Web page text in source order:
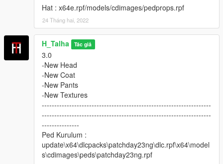
Hat : x64e.rpf/models/cdimages/pedprops.rpf
24 Tháng hai, 2022
H_Talha Tác giả
3.0
-New Head
-New Coat
-New Pants
-New Textures
--------------------------------------------------------------------
--------------------------------------------------------------------
---------------
Ped Kurulum :
update\x64\dlcpacks\patchday23ng\dlc.rpf\x64\model
s\cdimages\peds\patchday23ng.rpf